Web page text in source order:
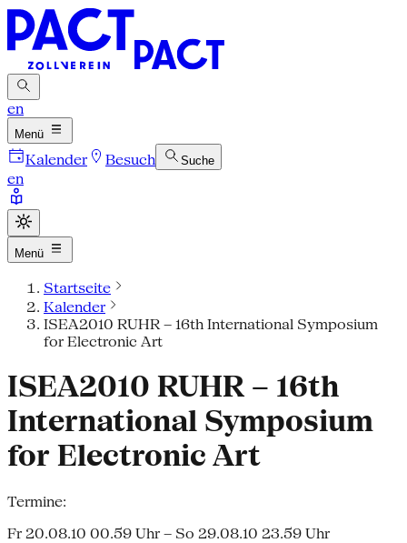
en
Menü
Kalender Besuch Suche
en
Menü
Startseite
Kalender
ISEA2010 RUHR – 16th International Symposium
for Electronic Art
ISEA2010 RUHR – 16th
International Symposium
for Electronic Art
Termine:
Fr 20.08.10 00.59 Uhr – So 29.08.10 23.59 Uhr